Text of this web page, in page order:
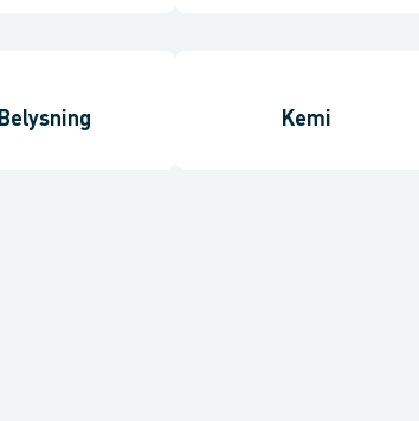
Belysning Kemi